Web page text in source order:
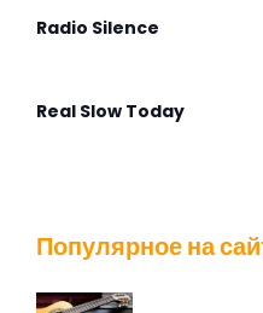
Radio Silence
Real Slow Today
Популярное на